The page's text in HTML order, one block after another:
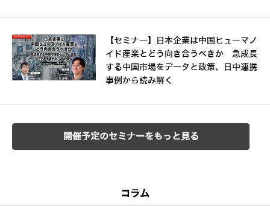
【セミナー】日本企業は中国ヒューマノ
イド産業とどう向き合うべきか 急成長
する中国市場をデータと政策、日中連携
事例から読み解く
開催予定のセミナーをもっと見る
コラム